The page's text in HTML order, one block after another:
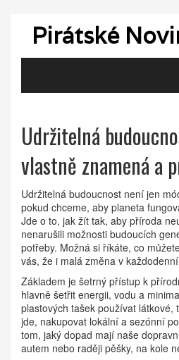
Pirátské
Udržitelná
vlastně znamená a
Udržitelná budoucnost není jen
pokud chceme, aby planeta
Jde o to, jak žít tak, aby příroda
nenarušili možnosti budoucích
potřeby. Možná si říkáte, co
vás, že i malá změna v
Základem je šetrný přístup k
hlavně šetřit energii, vodu a
plastových tašek používat látkové,
jde, nakupovat lokální a sezónní
tom, jaký dopad mají naše
autem nebo raději pěšky, na kole